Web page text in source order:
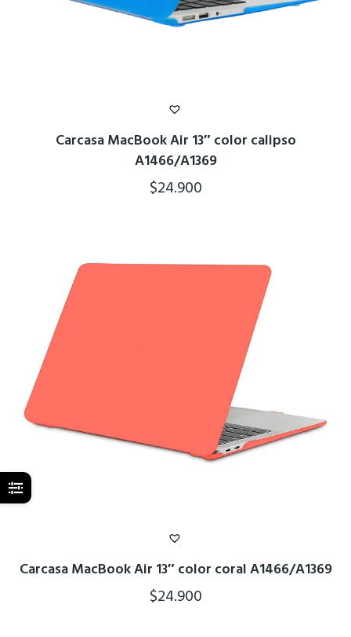
Carcasa MacBook Air 13″ color calipso
A1466/A1369
$24.900
Carcasa MacBook Air 13″ color coral A1466/A1369
$24.900